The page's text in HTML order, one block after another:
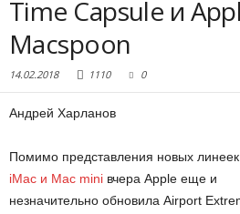
Time Capsule и
Macspoon
14.02.2018 1110 0
Андрей Харланов
Помимо представления новых линеек
iMac и Mac mini вчера Apple еще и
незначительно обновила Airport